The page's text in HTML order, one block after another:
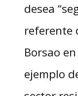
desea
referente
Borsao
ejemplo